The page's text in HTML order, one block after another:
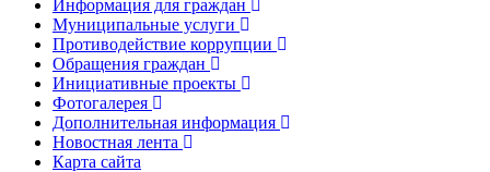
Информация для граждан
Муниципальные услуги
Противодействие коррупции
Обращения граждан
Инициативные проекты
Фотогалерея
Дополнительная информация
Новостная лента
Карта сайта